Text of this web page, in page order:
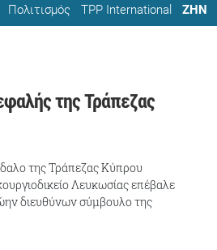
Πολιτισμός TPP International ΖΗΝ
της Τράπεζας
της Τράπεζας Κύπρου
Λευκωσίας επέβαλε
διευθύνων σύμβουλο της